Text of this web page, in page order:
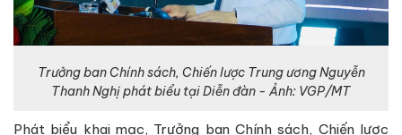
Trưởng ban Chính sách, Chiến lược Trung ương Nguyễn
Thanh Nghị phát biểu tại Diễn đàn - Ảnh: VGP/MT
Phát biểu khai mạc, Trưởng ban Chính sách, Chiến lược